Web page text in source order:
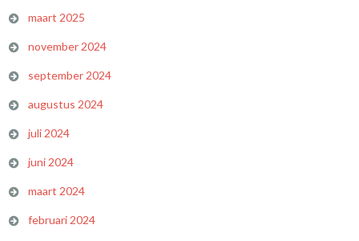
maart 2025
november 2024
september 2024
augustus 2024
juli 2024
juni 2024
maart 2024
februari 2024